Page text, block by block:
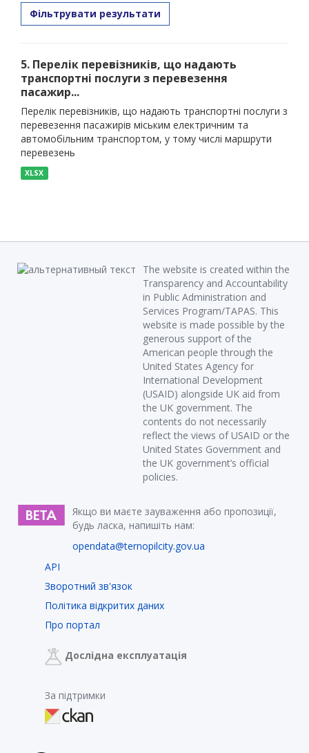
Фільтрувати результати
5. Перелік перевізників, що надають
транспортні послуги з перевезення
пасажир...
Перелік перевізників, що надають транспортні послуги з
перевезення пасажирів міським електричним та
автомобільним транспортом, у тому числі маршрути
перевезень
XLSX
The website is created within the
Transparency and Accountability
in Public Administration and
Services Program/TAPAS. This
website is made possible by the
generous support of the
American people through the
United States Agency for
International Development
(USAID) alongside UK aid from
the UK government. The
contents do not necessarily
reflect the views of USAID or the
United States Government and
the UK government’s official
policies.
Якщо ви маєте зауваження або пропозиції,
будь ласка, напишіть нам:
opendata@ternopilcity.gov.ua
API
Зворотний зв'язок
Політика відкритих даних
Про портал
Дослідна експлуатація
За підтримки